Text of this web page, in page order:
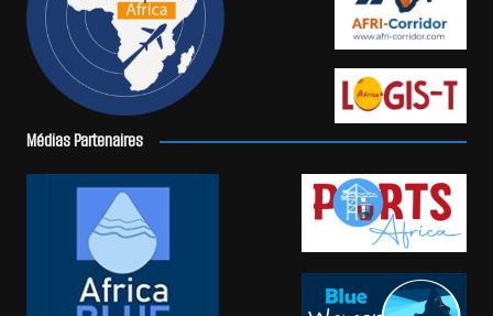
Médias Partenaires